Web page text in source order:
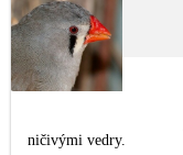
ničivými vedry.